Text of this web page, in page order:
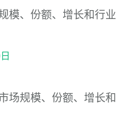
模、份额、增长和行业
场规模、份额、增长和